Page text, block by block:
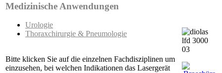
Medizinische Anwendungen
Urologie
Thoraxchirurgie & Pneumologie
Bitte klicken Sie auf die einzelnen Fachdisziplinen um
einzusehen, bei welchen Indikationen das Lasergerät